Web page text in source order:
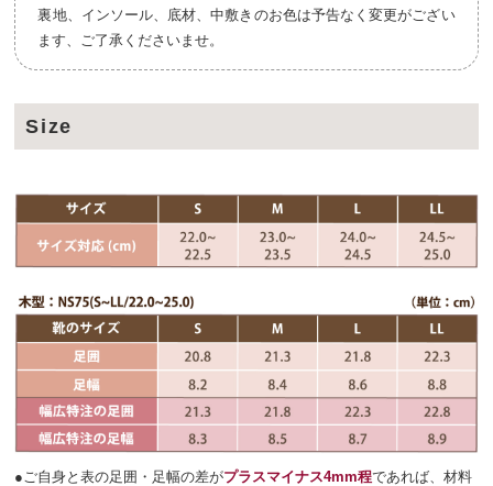
裏地、インソール、底材、中敷きのお色は予告なく変更がござい
ます、ご了承くださいませ。
Size
●ご自身と表の足囲・足幅の差がプラスマイナス4mm程であれば、材料